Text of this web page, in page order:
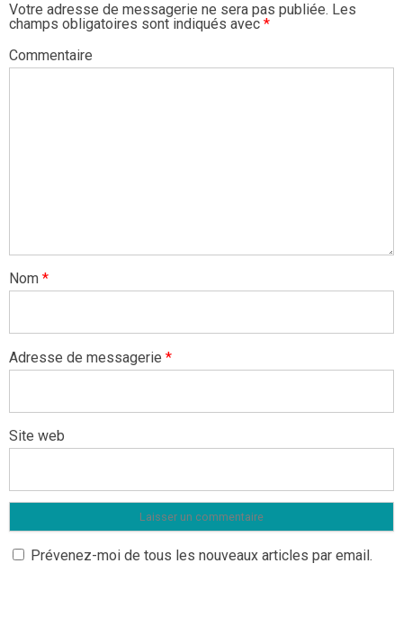
Votre adresse de messagerie ne sera pas publiée. Les
champs obligatoires sont indiqués avec *
Commentaire
Nom *
Adresse de messagerie *
Site web
Prévenez-moi de tous les nouveaux articles par email.